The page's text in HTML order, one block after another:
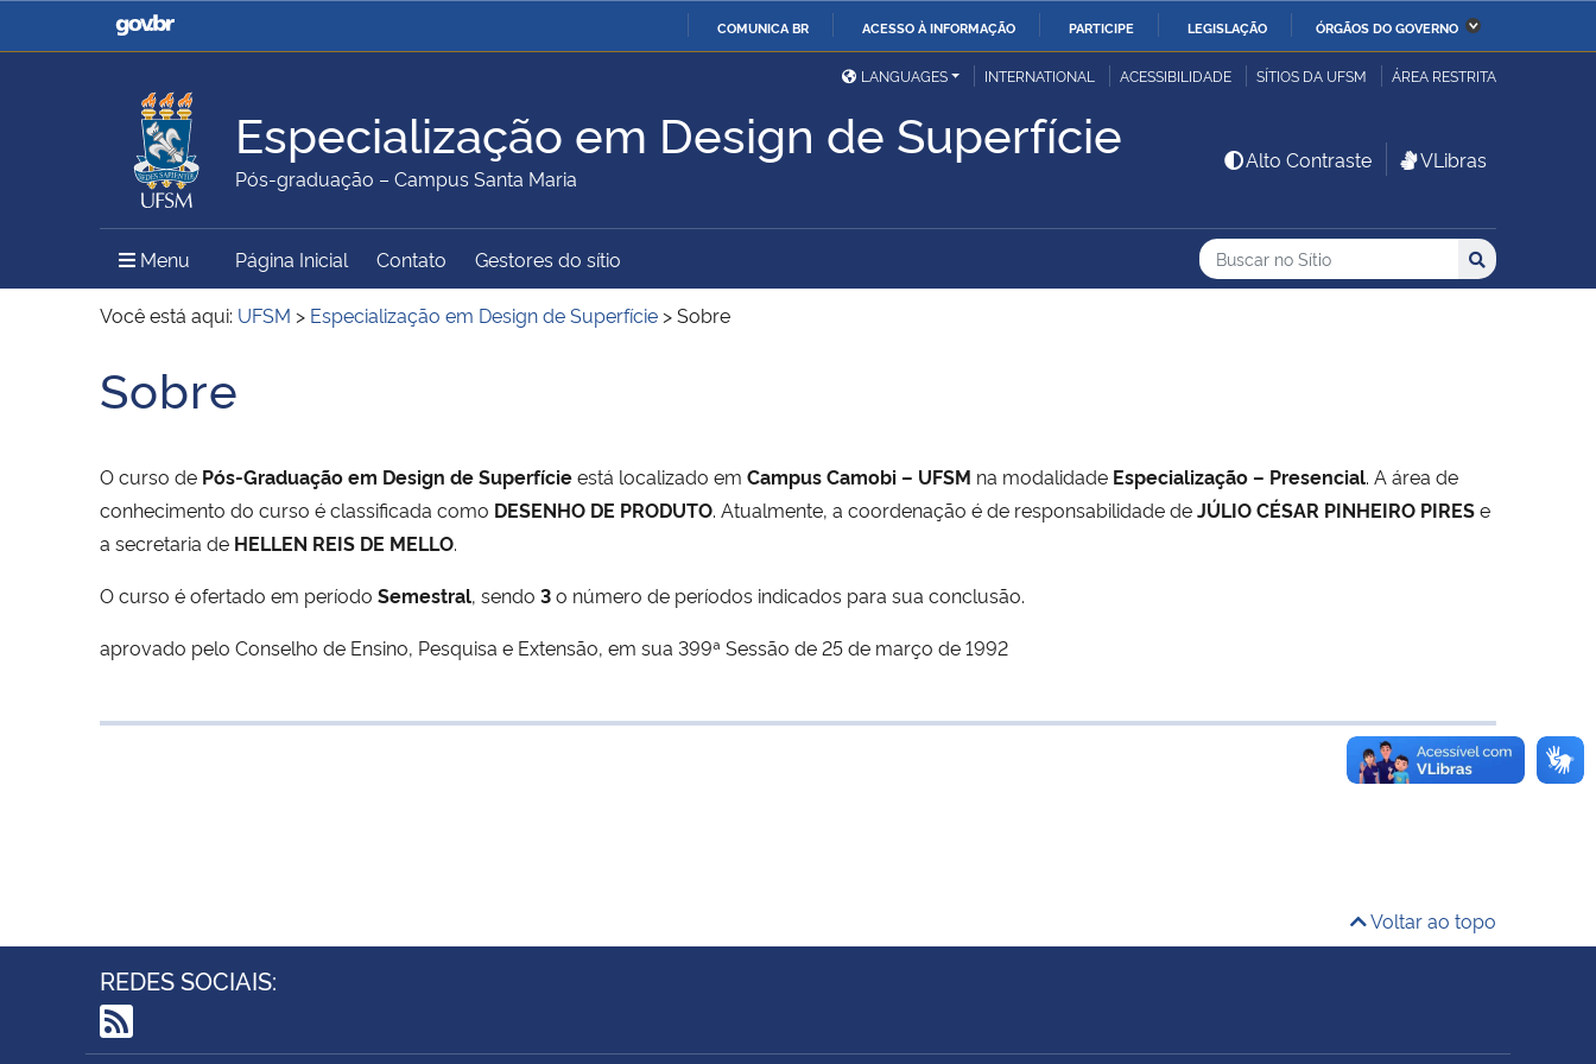
O
COMUNICA BR ACESSO À INFORMAÇÃO PARTICIPE LEGISLAÇÃO ÓRGÃOS DO GOVERNO
Casa Civil
Ministério da Justiça e
Ministério da Defesa
Ministério das Relações
Exteriores
Ministério da Economia Ministério da Infraestrutura
Ministério da Agricultura,
Pecuária e Abastecimento
Ministério da Educação Ministério da Cidadania Ministério da Saúde Ministério de Minas e Energia
Ministério da Ciência,
Tecnologia, Inovações e
Ministério do Meio Ambiente Ministério do Turismo
Ministério do
Desenvolvimento Regional
Secretaria de Governo
LANGUAGES INTERNATIONAL ACESSIBILIDADE SÍTIOS DA UFSM ÁREA RESTRITA
Especialização em Design de Superfície
Pós-graduação – Campus Santa Maria
Alto Contraste VLibras
Menu Menu Principal do Sítio
Página Inicial Contato Gestores do sítio Busca
Buscar no no Sítio
Busca: Buscar
Você está aqui: UFSM > Especialização em Design de Superfície >Sobre
Início do conteúdo
Sobre
O curso de Pós-Graduação em Design de Superfícieestá localizado em Campus Camobi – UFSM na modalidade Especialização – Presencial. A área de
conhecimento do curso é classificada como DESENHO DE PRODUTO. Atualmente, a coordenação é de responsabilidade deJÚLIO CÉSAR PINHEIRO PIRESe
a secretaria de HELLEN REIS DE MELLO.
O curso é ofertado em período Semestral, sendo 3o número de períodos indicados para sua conclusão.
aprovado pelo Conselho de Ensino, Pesquisa e Extensão, em sua 399ª Sessão de 25 de março de 1992
Voltar ao topo
REDES SOCIAIS: